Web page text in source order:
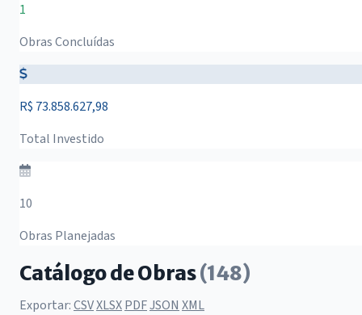
1
Obras Concluídas
R$ 73.858.627,98
Total Investido
10
Obras Planejadas
Catálogo de Obras(148)
Exportar:CSVXLSXPDFJSON XML